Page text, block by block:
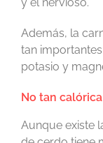
y el nervioso.
Además, la
tan
potasio y
No tan
Aunque existe